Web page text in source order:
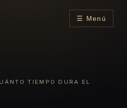
☰ Menú
TIEMPO DURA EL